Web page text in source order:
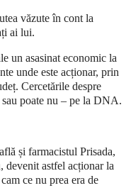
văzute în cont la
ai lui.
un asasinat economic la
unde este acționar, prin
Cercetările despre
poate nu – pe la DNA.
și farmacistul Prisada,
devenit astfel acționar la
ce nu prea era de